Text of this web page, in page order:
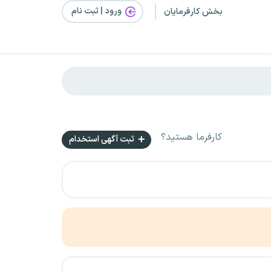
بخش کارفرمایان ورود | ثبت‌ نام
کارفرما هستید؟ ثبت آگهی استخدام